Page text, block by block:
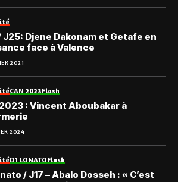
J25: Djene Dakonam et Getafe en
face à Valence
2021
CAN 2023Flash
: Vincent Aboubakar à
2024
D1 LONATOFlash
/ J17 – Abalo Dosseh : « C’est